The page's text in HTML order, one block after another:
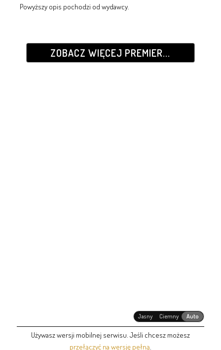
Powyższy opis pochodzi od wydawcy.
ZOBACZ WIĘCEJ PREMIER...
Jasny Ciemny Auto
Używasz wersji mobilnej serwisu. Jeśli chcesz możesz
przełączyć na wersję pełną